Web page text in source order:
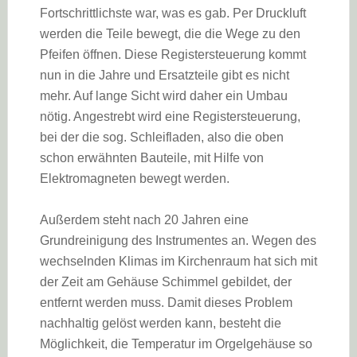
Fortschrittlichste war, was es gab. Per Druckluft
werden die Teile bewegt, die die Wege zu den
Pfeifen öffnen. Diese Registersteuerung kommt
nun in die Jahre und Ersatzteile gibt es nicht
mehr. Auf lange Sicht wird daher ein Umbau
nötig. Angestrebt wird eine Registersteuerung,
bei der die sog. Schleifladen, also die oben
schon erwähnten Bauteile, mit Hilfe von
Elektromagneten bewegt werden.
Außerdem steht nach 20 Jahren eine
Grundreinigung des Instrumentes an. Wegen des
wechselnden Klimas im Kirchenraum hat sich mit
der Zeit am Gehäuse Schimmel gebildet, der
entfernt werden muss. Damit dieses Problem
nachhaltig gelöst werden kann, besteht die
Möglichkeit, die Temperatur im Orgelgehäuse so